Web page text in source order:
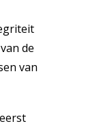
de
van